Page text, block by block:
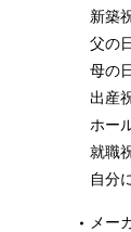
新築
父の
母の
出産
ホー
就職
自分
メー